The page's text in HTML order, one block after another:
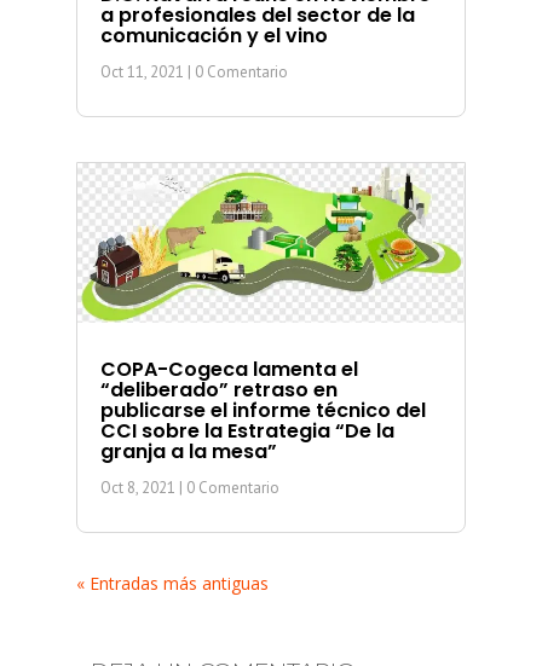
a profesionales del sector de la
comunicación y el vino
Oct 11, 2021 | 0 Comentario
COPA-Cogeca lamenta el
“deliberado” retraso en
publicarse el informe técnico del
CCI sobre la Estrategia “De la
granja a la mesa”
Oct 8, 2021 | 0 Comentario
« Entradas más antiguas